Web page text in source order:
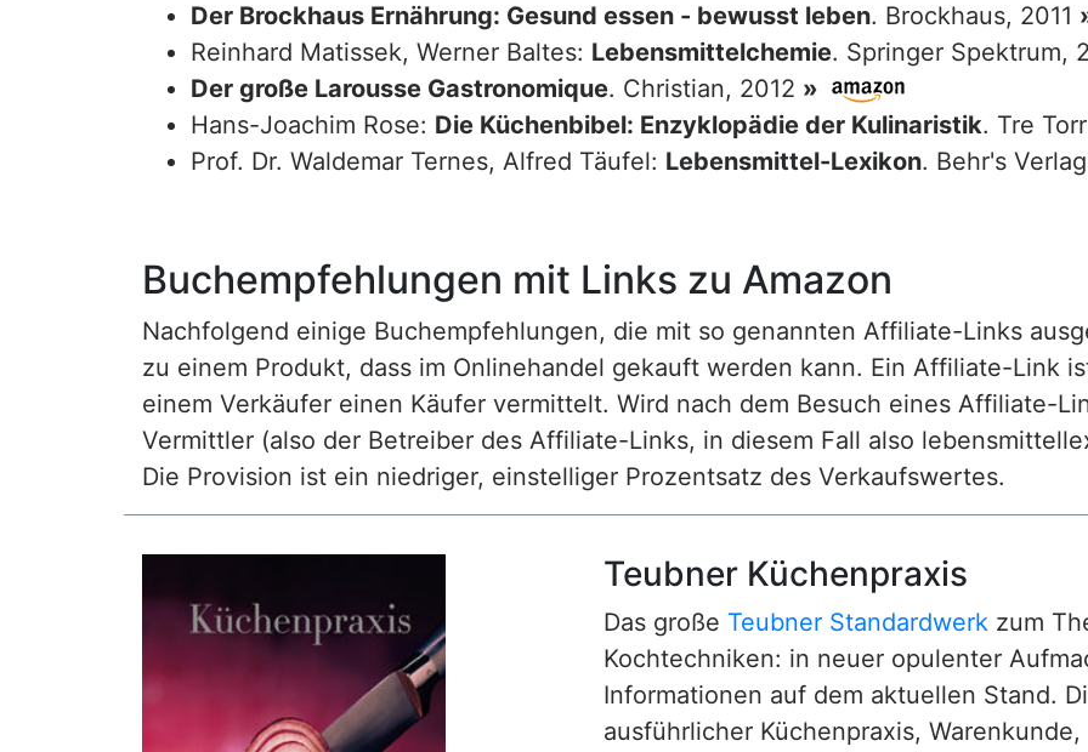
Der Brockhaus Ernährung: Gesund essen - bewusst leben. Brockhaus, 2011
Reinhard Matissek, Werner Baltes: Lebensmittelchemie. Springer Spektrum,
Der große Larousse Gastronomique. Christian, 2012 »
Hans-Joachim Rose: Die Küchenbibel: Enzyklopädie der Kulinaristik. Tre
Prof. Dr. Waldemar Ternes, Alfred Täufel: Lebensmittel-Lexikon. Behr's
Buchempfehlungen mit Links zu Amazon
Nachfolgend einige Buchempfehlungen, die mit so genannten Affiliate-Links
zu einem Produkt, dass im Onlinehandel gekauft werden kann. Ein Affiliate-Link
einem Verkäufer einen Käufer vermittelt. Wird nach dem Besuch eines Affiliate-
Vermittler (also der Betreiber des Affiliate-Links, in diesem Fall also
Die Provision ist ein niedriger, einstelliger Prozentsatz des Verkaufswertes.
Teubner Küchenpraxis
Das große Teubner Standardwerk zum
Kochtechniken: in neuer opulenter
Informationen auf dem aktuellen Stand.
ausführlicher Küchenpraxis,